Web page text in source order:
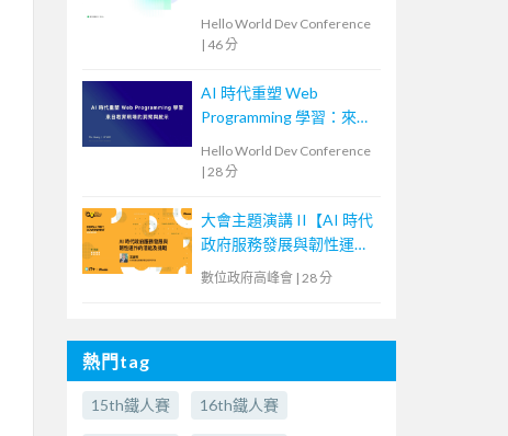
Hello World Dev Conference
| 46 分
AI 時代重塑 Web
Programming 學習：來自
Hello World Dev Conference
| 28 分
大會主題演講 II【AI 時代
政府服務發展與韌性運作
的潛能及挑戰】
數位政府高峰會 | 28 分
熱門tag
15th鐵人賽 16th鐵人賽